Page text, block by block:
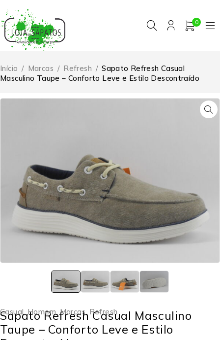
0
Início / Marcas / Refresh / Sapato Refresh Casual
Masculino Taupe – Conforto Leve e Estilo Descontraído
Casual,Homem,Marcas, Refresh
Sapato Refresh Casual Masculino
Taupe – Conforto Leve e Estilo